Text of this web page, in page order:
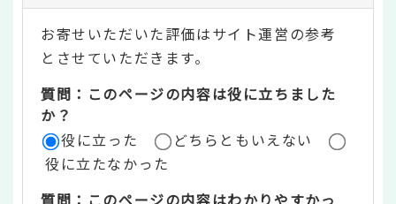
テ
ン
ツ
評
価
お寄せいただいた評価はサイト運営の参考
とさせていただきます。
質問：このページの内容は役に立ちました
か？
役に立った
どちらともいえない
役に立たなかった